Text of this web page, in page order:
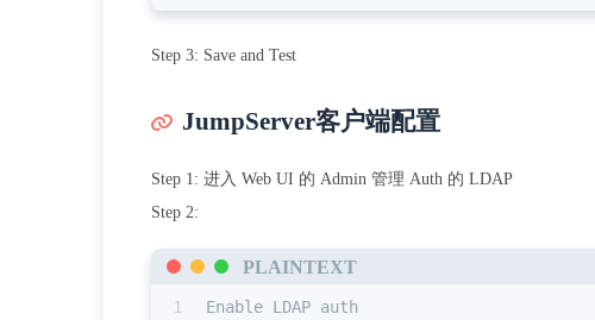
Step 3: Save and Test
JumpServer客户端配置
Step 1: 进入 Web UI 的 Admin 管理 Auth 的 LDAP
Step 2:
PLAINTEXT
1
Enable LDAP auth